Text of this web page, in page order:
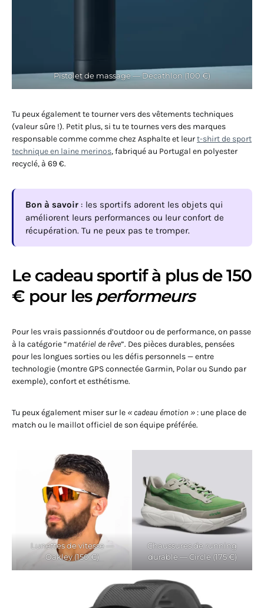
Pistolet de massage — Decathlon (100 €)
Tu peux également te tourner vers des vêtements techniques
(valeur sûre !). Petit plus, si tu te tournes vers des marques
responsable comme comme chez Asphalte et leurt-shirt de sport
technique en laine merinos, fabriqué au Portugal en polyester
recyclé, à 69 €.
Bon à savoir : les sportifs adorent les objets qui
améliorent leurs performances ou leur confort de
récupération. Tu ne peux pas te tromper.
Le cadeau sportif à plus de 150
€ pour les performeurs
Pour les vrais passionnés d’outdoor ou de performance, on passe
à la catégorie “matériel de rêve”. Des pièces durables, pensées
pour les longues sorties ou les défis personnels — entre
technologie (montre GPS connectée Garmin, Polar ou Sundo par
exemple), confort et esthétisme.
Tu peux également miser sur le « cadeau émotion »: une place de
match ou le maillot officiel de son équipe préférée.
Lunettes de vitesse —
Oakley (150 €)
Chaussures de running
durable — Circle (175 €)